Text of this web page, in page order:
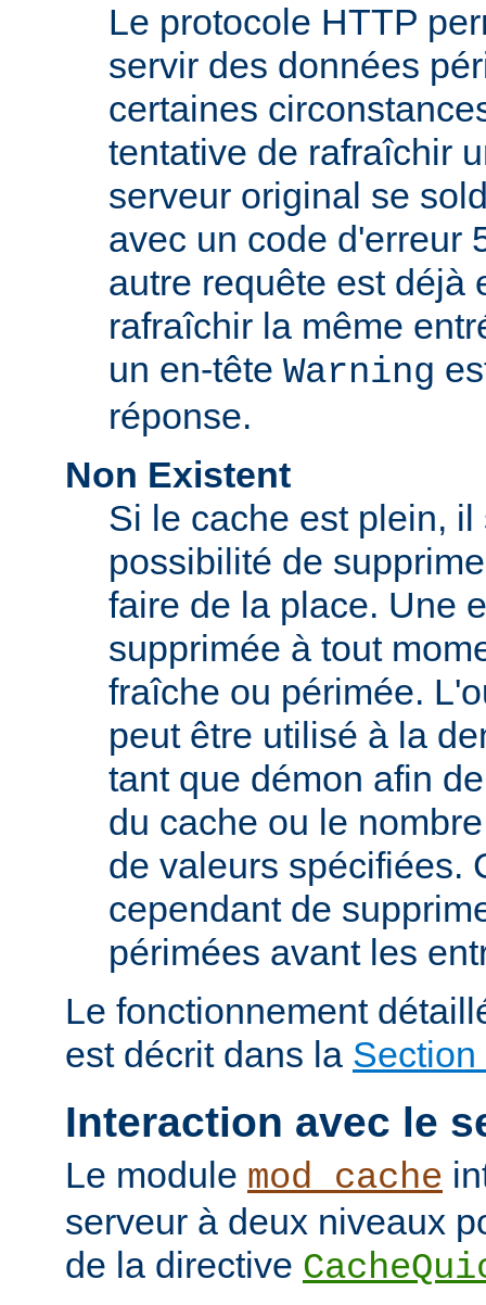
Le protocole HTTP
servir des données
certaines
tentative de rafraîchir
serveur original se
avec un code d'erreur
autre requête est déjà
rafraîchir la même
un en-tête Warning
réponse.
Non Existent
Si le cache est plein,
possibilité de
faire de la place. Une
supprimée à tout
fraîche ou périmée.
peut être utilisé à la
tant que démon afin
du cache ou le
de valeurs spécifiées.
cependant de
périmées avant les
Le fonctionnement
est décrit dans la
Interaction avec le
Le module mod_cache
serveur à deux niveaux
de la directive